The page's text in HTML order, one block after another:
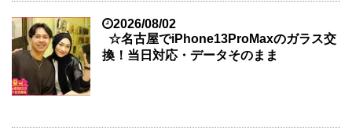
2026/08/02
☆名古屋でiPhone13ProMaxのガラス交
換！当日対応・データそのまま